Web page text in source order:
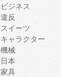
ビジネス
違反
スイーツ
キャラクター
機械
日本
家具